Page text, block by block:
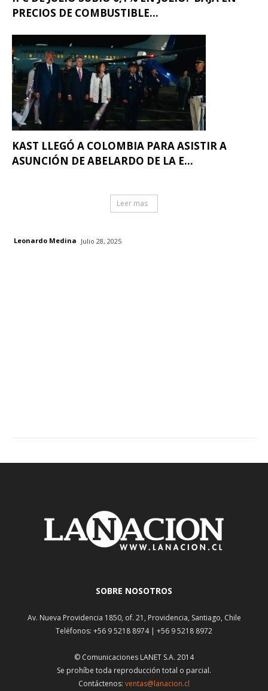
PRECIOS DE COMBUSTIBLE...
KAST LLEGÓ A COLOMBIA PARA ASISTIR A
ASUNCIÓN DE ABELARDO DE LA E...
Leer mas
Leonardo Medina Julio 28, 2025
SOBRE NOSOTROS
Av. Nueva Providencia 1850, of. 21, Providencia, Santiago, Chile
Teléfonos: +56 9 5218 8974 | +56 9 5218 8972
© Comunicaciones LANET S.A. 2014
Se prohíbe toda reproducción total o parcial.
Contáctenos: ventas@lanacion.cl